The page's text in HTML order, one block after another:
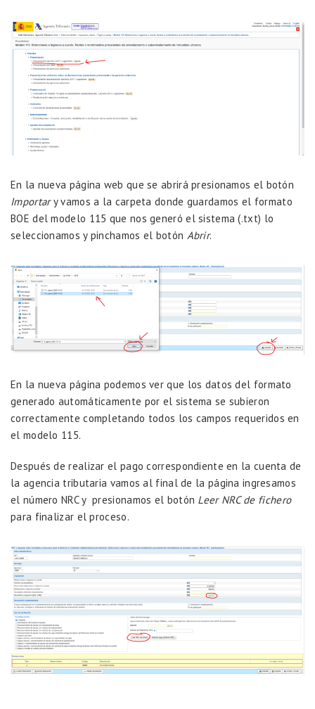
En la nueva página web que se abrirá presionamos el botón
Importary vamos a la carpeta donde guardamos el formato
BOE del modelo 115 que nos generó el sistema (.txt) lo
seleccionamos y pinchamos el botón Abrir.
En la nueva página podemos ver que los datos del formato
generado automáticamente por el sistema se subieron
correctamente completando todos los campos requeridos en
el modelo 115.
Después de realizar el pago correspondiente en la cuenta de
la agencia tributaria vamos al final de la página ingresamos
el número NRC y presionamos el botón Leer NRC de fichero
para finalizar el proceso.